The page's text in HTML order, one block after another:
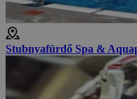
Stubnyafürdő Spa &